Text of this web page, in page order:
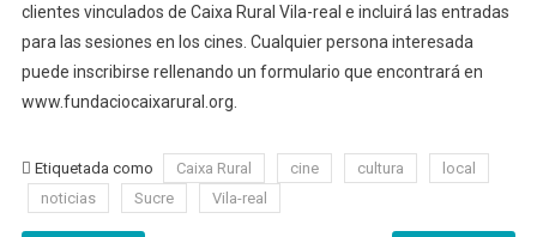
clientes vinculados de Caixa Rural Vila-real e incluirá las entradas
para las sesiones en los cines. Cualquier persona interesada
puede inscribirse rellenando un formulario que encontrará en
www.fundaciocaixarural.org.
Etiquetada como Caixa Rural cine cultura
local
noticias
Sucre Vila-real